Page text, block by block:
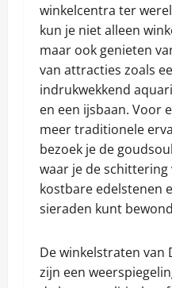
winkelcentra ter
kun je niet alleen
maar ook genieten
van attracties zoals
indrukwekkend
en een ijsbaan. Voor
meer traditionele
bezoek je de
waar je de schittering
kostbare edelstenen
sieraden kunt
De winkelstraten van
zijn een